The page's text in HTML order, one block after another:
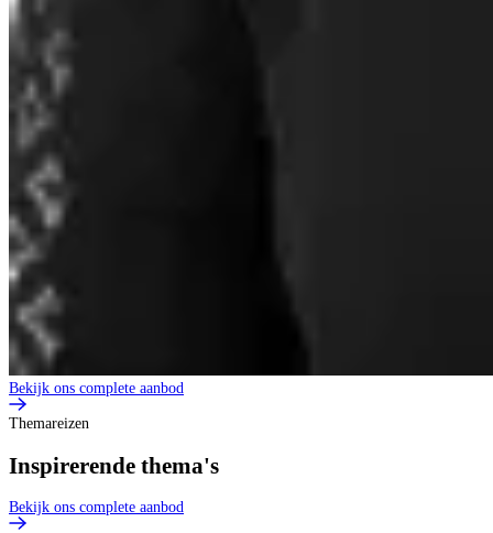
Bekijk ons complete aanbod
Themareizen
Inspirerende thema's
Bekijk ons complete aanbod